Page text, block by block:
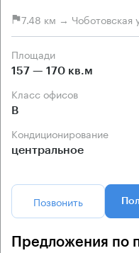
7.48 км → Чоботовская
Площади
157 — 170 кв.м
Класс офисов
B
Кондиционирование
центральное
Позвонить
Предложения по